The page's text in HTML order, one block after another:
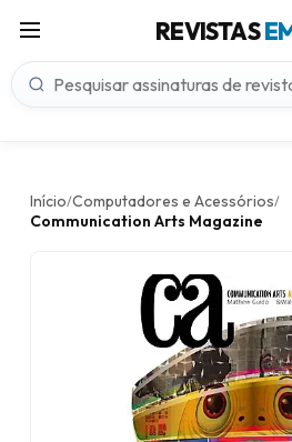
REVISTAS
Início/Computadores e Acessórios/
Communication Arts Magazine